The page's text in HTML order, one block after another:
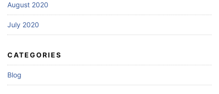
August 2020
July 2020
CATEGORIES
Blog